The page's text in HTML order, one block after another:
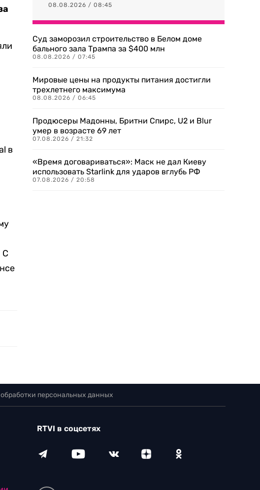
в
С
08.08.2026 / 08:45
Суд заморозил строительство в Белом доме
бального зала Трампа за $400 млн
08.08.2026 / 07:45
Мировые цены на продукты питания достигли
трехлетнего максимума
08.08.2026 / 06:45
Продюсеры Мадонны, Бритни Спирс, U2 и Blur
умер в возрасте 69 лет
07.08.2026 / 21:32
«Время договариваться»: Маск не дал Киеву
использовать Starlink для ударов вглубь РФ
07.08.2026 / 20:58
персональных данных
RTVI в соцсетях